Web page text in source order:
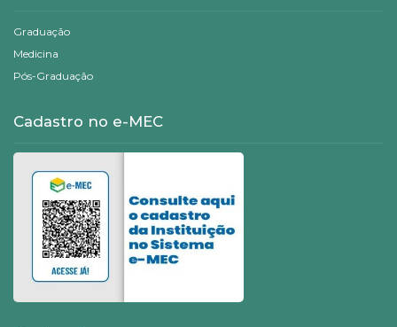
Graduação
Medicina
Pós-Graduação
Cadastro no e-MEC